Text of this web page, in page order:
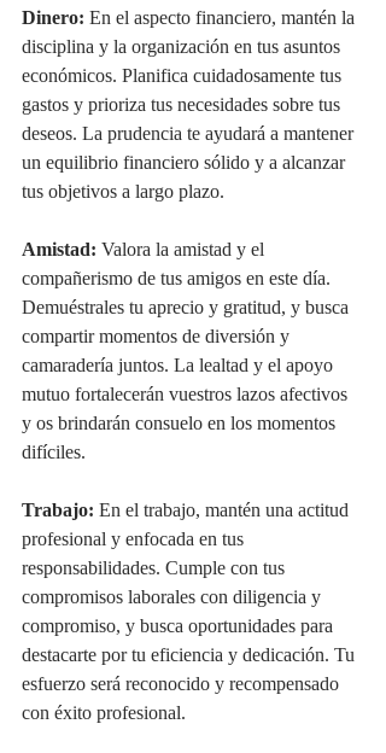
Dinero: En el aspecto financiero, mantén la
disciplina y la organización en tus asuntos
económicos. Planifica cuidadosamente tus
gastos y prioriza tus necesidades sobre tus
deseos. La prudencia te ayudará a mantener
un equilibrio financiero sólido y a alcanzar
tus objetivos a largo plazo.
Amistad: Valora la amistad y el
compañerismo de tus amigos en este día.
Demuéstrales tu aprecio y gratitud, y busca
compartir momentos de diversión y
camaradería juntos. La lealtad y el apoyo
mutuo fortalecerán vuestros lazos afectivos
y os brindarán consuelo en los momentos
difíciles.
Trabajo: En el trabajo, mantén una actitud
profesional y enfocada en tus
responsabilidades. Cumple con tus
compromisos laborales con diligencia y
compromiso, y busca oportunidades para
destacarte por tu eficiencia y dedicación. Tu
esfuerzo será reconocido y recompensado
con éxito profesional.